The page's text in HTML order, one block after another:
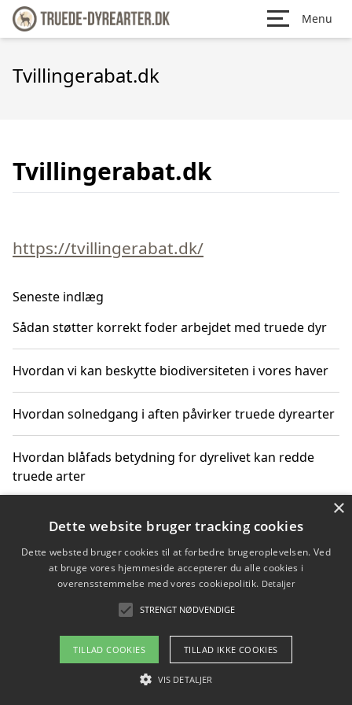
Menu
Tvillingerabat.dk
Tvillingerabat.dk
https://tvillingerabat.dk/
Seneste indlæg
Sådan støtter korrekt foder arbejdet med truede dyr
Hvordan vi kan beskytte biodiversiteten i vores haver
Hvordan solnedgang i aften påvirker truede dyrearter
Hvordan blåfads betydning for dyrelivet kan redde
truede arter
Hvordan kan gaver til unge voksne støtte bevarelsen
Copyright 2026 - Pilanto Aps
Om / kontakt
Blog Betingelser
×
Dette website bruger tracking cookies
Dette websted bruger cookies til at forbedre brugeroplevelsen. Ved
at bruge vores hjemmeside accepterer du alle cookies i
overensstemmelse med vores cookiepolitik. Detaljer
STRENGT NØDVENDIGE
TILLAD COOKIES TILLAD IKKE COOKIES
VIS DETALJER